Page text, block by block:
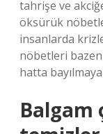
tahrişe ve
öksürük
insanlarda
nöbetleri bazen
hatta
Balgam